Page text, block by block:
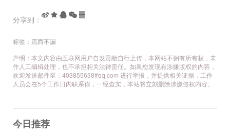
分享到：
标签： 疏而不漏
声明：本文内容由互联网用户自发贡献自行上传，本网站不拥有所有权，未
作人工编辑处理，也不承担相关法律责任。如果您发现有涉嫌版权的内容，
欢迎发送邮件至：403855638#qq.com 进行举报，并提供相关证据，工作
人员会在5个工作日内联系你，一经查实，本站将立刻删除涉嫌侵权内容。
今日推荐